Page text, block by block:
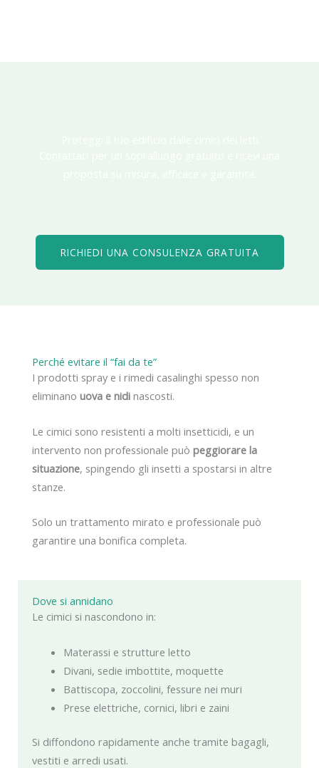
RICHIEDI UNA CONSULENZA GRATUITA
Dove si annidano
Le cimici si nascondono in:
Materassi e strutture letto
Divani, sedie imbottite, moquette
Battiscopa, zoccolini, fessure nei muri
Prese elettriche, cornici, libri e zaini
Si diffondono rapidamente anche tramite bagagli,
vestiti e arredi usati.
Perché evitare il “fai da te”
I prodotti spray e i rimedi casalinghi spesso non
eliminano uova e nidi nascosti.
Le cimici sono resistenti a molti insetticidi, e un
intervento non professionale può peggiorare la
situazione, spingendo gli insetti a spostarsi in altre
stanze.
Solo un trattamento mirato e professionale può
garantire una bonifica completa.